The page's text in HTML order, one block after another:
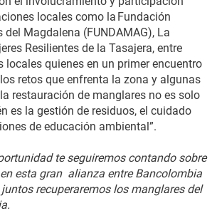
locales como la Fundación
Magdalena (FUNDAMAG), La
Resilientes de la Tasajera, entre
locales quienes en un primer encuentro
retos que enfrenta la zona y algunas
restauración de manglares no es solo
es la gestión de residuos, el cuidado
de educación ambiental”.
te seguiremos contando sobre
esta gran alianza entre Bancolombia
recuperaremos los manglares del